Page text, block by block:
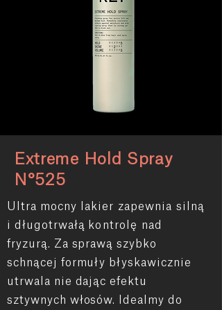
Extreme Hold Spray
N°525
Ultra mocny lakier zapewnia silną
i długotrwałą kontrolę nad
fryzurą. Za sprawą szybko
schnącej formuły błyskawicznie
utrwala nie dając efektu
sztywnych włosów. Idealmy do